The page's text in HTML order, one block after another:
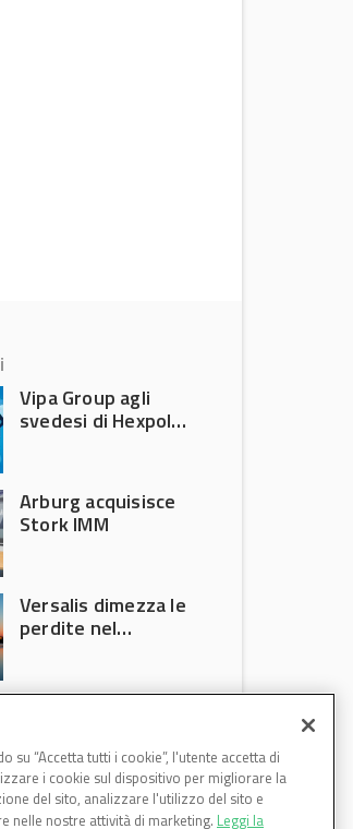
Vipa Group agli
svedesi di Hexpol
Arburg acquisisce
Stork IMM
Versalis dimezza le
perdite nel
chiedono
intervento del
Governo
Basf Italia cresce
su “Accetta tutti i cookie”, l'utente accetta di
i cookie sul dispositivo per migliorare la
del sito, analizzare l'utilizzo del sito e
nelle nostre attività di marketing. Leggi la